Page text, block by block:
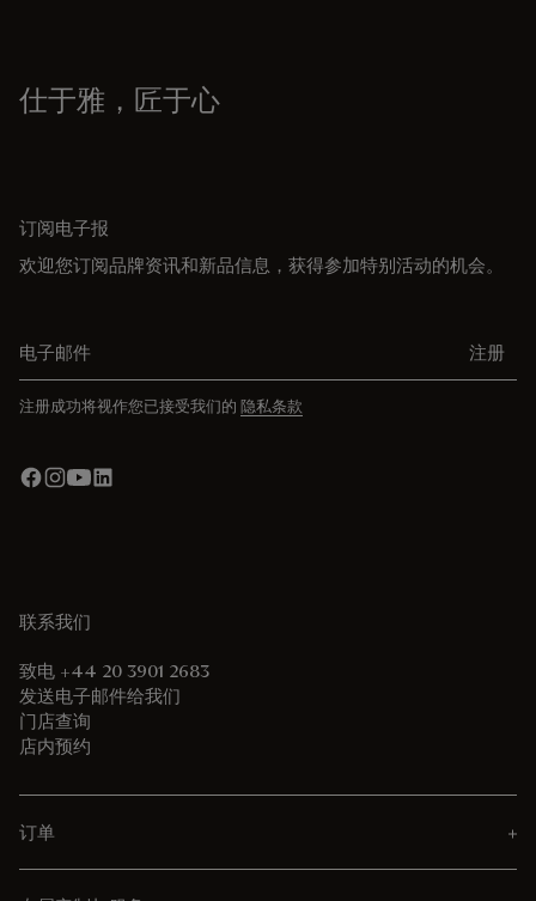
仕于雅，匠于心
订阅电子报
欢迎您订阅品牌资讯和新品信息，获得参加特别活动的机会。
注册
注册成功将视作您已接受我们的 隐私条款
联系我们
致电 +44 20 3901 2683
发送电子邮件给我们
门店查询
店内预约
订单